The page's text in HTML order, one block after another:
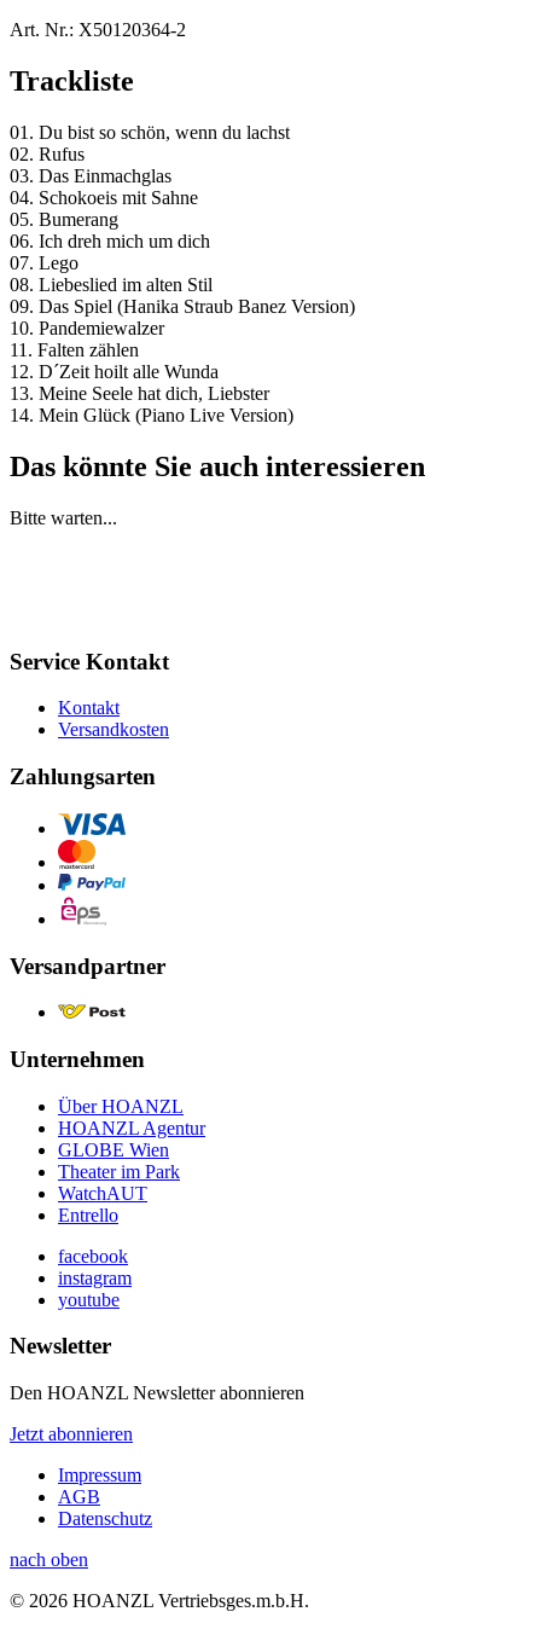
Art. Nr.: X50120364-2
Trackliste
01. Du bist so schön, wenn du lachst
02. Rufus
03. Das Einmachglas
04. Schokoeis mit Sahne
05. Bumerang
06. Ich dreh mich um dich
07. Lego
08. Liebeslied im alten Stil
09. Das Spiel (Hanika Straub Banez Version)
10. Pandemiewalzer
11. Falten zählen
12. D´Zeit hoilt alle Wunda
13. Meine Seele hat dich, Liebster
14. Mein Glück (Piano Live Version)
Das könnte Sie auch interessieren
Bitte warten...
Service Kontakt
Kontakt
Versandkosten
Zahlungsarten
Versandpartner
Unternehmen
Über HOANZL
HOANZL Agentur
GLOBE Wien
Theater im Park
WatchAUT
Entrello
facebook
instagram
youtube
Newsletter
Den HOANZL Newsletter abonnieren
Jetzt abonnieren
Impressum
AGB
Datenschutz
nach oben
© 2026 HOANZL Vertriebsges.m.b.H.